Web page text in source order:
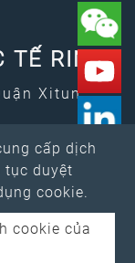
cấp dịch
tục duyệt
cookie.
cookie của
TẾ RINK
Xitun,
↑